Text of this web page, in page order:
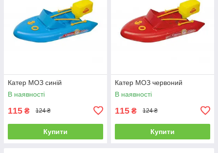
Катер МОЗ синій
В наявності
115 ₴ 124 ₴
Купити
Катер МОЗ червоний
В наявності
115 ₴ 124 ₴
Купити